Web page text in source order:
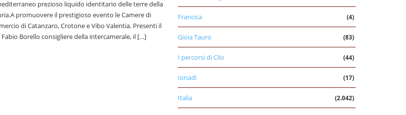
prezioso liquido identitario delle terre della
promuovere il prestigioso evento le Camere di
di Catanzaro, Crotone e Vibo Valentia. Presenti il
Borello consigliere della intercamerale, il […]
Francica (4)
Gioia Tauro (83)
I percorsi di Clio (44)
Ionadi (17)
Italia (2.042)